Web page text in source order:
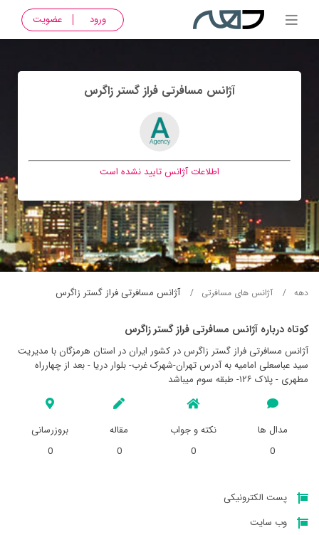
ورود عضویت
آژانس مسافرتی فراز گستر زاگرس
اطلاعات آژانس تایید نشده است
دهه آژانس های مسافرتی آژانس مسافرتی فراز گستر زاگرس
کوتاه درباره آژانس مسافرتی فراز گستر زاگرس
آژانس مسافرتی فراز گستر زاگرس در کشور ایران در استان هرمزگان با مدیریت
سید عباسعلی امامیه به آدرس تهران-شهرک غرب- بلوار دریا - بعد از چهارراه
مطهری - پلاک ۱۲۶- طبقه سوم میباشد
مدال ها
0
نکته و جواب
0
مقاله
0
بروزرسانی
0
پست الکترونیکی
وب سایت